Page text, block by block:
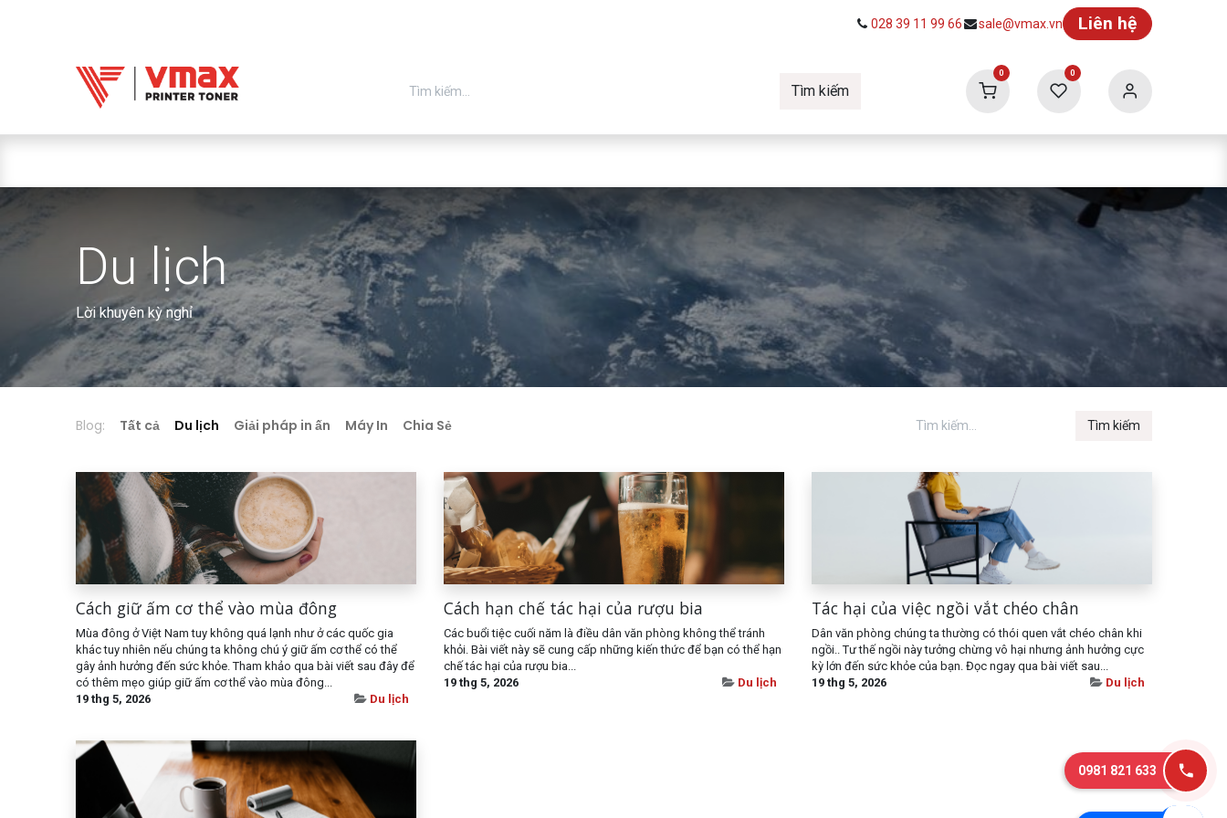
028 39 11 99 66 sale@vmax.vn Liên hệ
Tìm kiếm
0 0
Du lịch
Lời khuyên kỳ nghỉ
Blog: Tất cả Du lịch Giải pháp in ấn Máy In Chia Sẻ Tìm kiếm
Cách giữ ấm cơ thể vào mùa đông
Mùa đông ở Việt Nam tuy không quá lạnh như ở các quốc gia
khác tuy nhiên nếu chúng ta không chú ý giữ ấm cơ thể có thể
gây ảnh hưởng đến sức khỏe. Tham khảo qua bài viết sau đây để
có thêm mẹo giúp giữ ấm cơ thể vào mùa đông...
19 thg 5, 2026
Du lịch
Cách hạn chế tác hại của rượu bia
Các buổi tiệc cuối năm là điều dân văn phòng không thể tránh
khỏi. Bài viết này sẽ cung cấp những kiến thức để bạn có thể hạn
chế tác hại của rượu bia...
19 thg 5, 2026
Du lịch
Tác hại của việc ngồi vắt chéo chân
Dân văn phòng chúng ta thường có thói quen vắt chéo chân khi
ngồi.. Tư thế ngồi này tưởng chừng vô hại nhưng ảnh hưởng cực
kỳ lớn đến sức khỏe của bạn. Đọc ngay qua bài viết sau...
19 thg 5, 2026
Du lịch
0981 821 633